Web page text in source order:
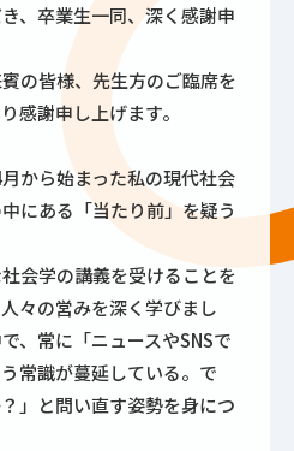
、卒業生一同、深く感謝申
の皆様、先生方のご臨席を
感謝申し上げます。
から始まった私の現代社会
にある「当たり前」を疑う
会学の講義を受けることを
々の営みを深く学びまし
、常に「ニュースやSNSで
常識が蔓延している。で
」と問い直す姿勢を身につ